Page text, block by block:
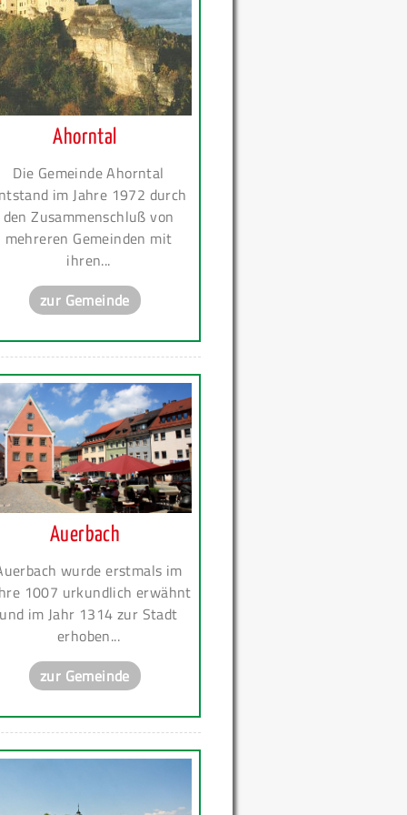
Ahorntal
Die Gemeinde Ahorntal
im Jahre 1972 durch
den Zusammenschluß von
mehreren Gemeinden mit
ihren...
zur Gemeinde
Auerbach
wurde erstmals im
1007 urkundlich erwähnt
und im Jahr 1314 zur Stadt
erhoben...
zur Gemeinde